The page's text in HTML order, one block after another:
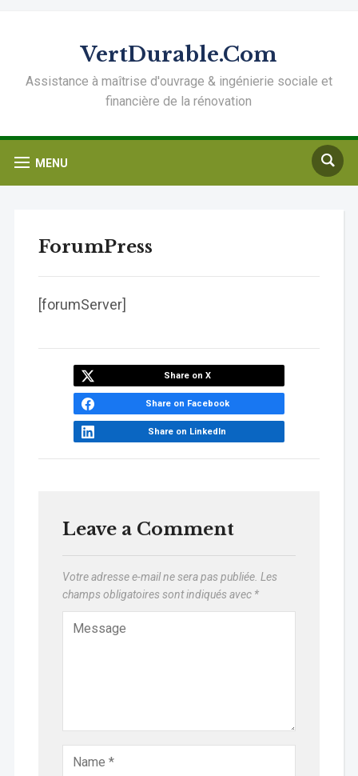
VertDurable.Com
Assistance à maîtrise d'ouvrage & ingénierie sociale et
financière de la rénovation
MENU
ForumPress
[forumServer]
Share on X
Share on Facebook
Share on LinkedIn
Leave a Comment
Votre adresse e-mail ne sera pas publiée. Les
champs obligatoires sont indiqués avec *